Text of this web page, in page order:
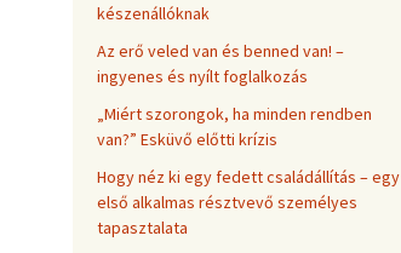
készenállóknak
Az erő veled van és benned van! –
ingyenes és nyílt foglalkozás
„Miért szorongok, ha minden rendben
van?” Esküvő előtti krízis
Hogy néz ki egy fedett családállítás – egy
első alkalmas résztvevő személyes
tapasztalata